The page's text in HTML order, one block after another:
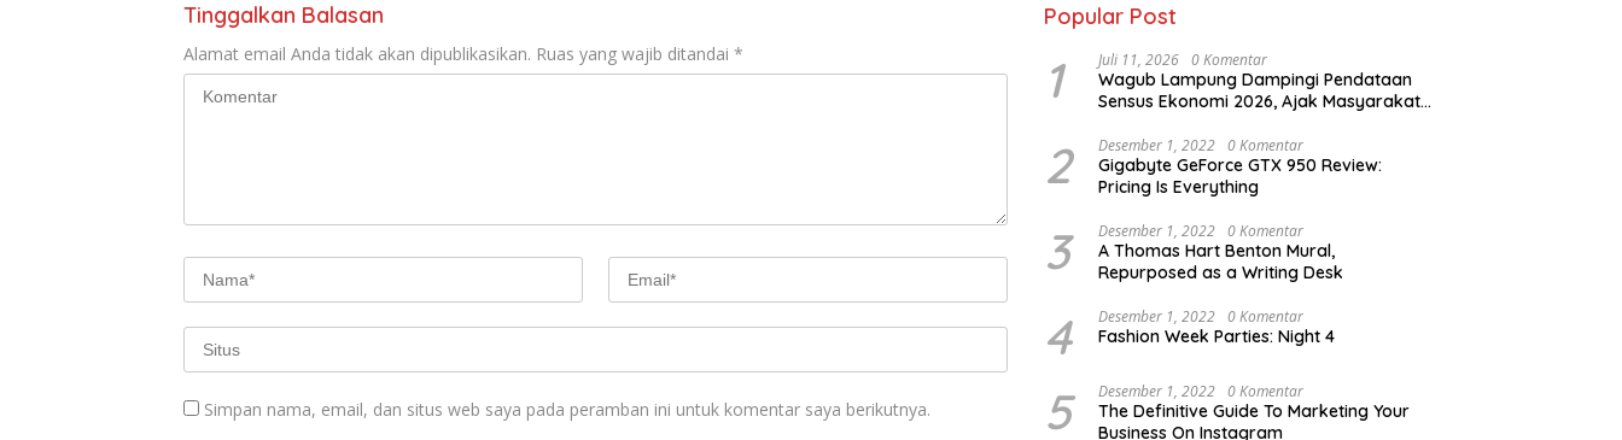
Tinggalkan Balasan
Alamat email Anda tidak akan dipublikasikan. Ruas yang wajib ditandai *
Simpan nama, email, dan situs web saya pada peramban ini untuk komentar saya berikutnya.
Popular Post
1 Juli 11, 2026 0 Komentar
Wagub Lampung Dampingi Pendataan
Sensus Ekonomi 2026, Ajak Masyarakat
2 Desember 1, 2022 0 Komentar
Gigabyte GeForce GTX 950 Review:
Pricing Is Everything
3 Desember 1, 2022 0 Komentar
A Thomas Hart Benton Mural,
Repurposed as a Writing Desk
4 Desember 1, 2022 0 Komentar
Fashion Week Parties: Night 4
5 Desember 1, 2022 0 Komentar
The Definitive Guide To Marketing Your
Business On Instagram